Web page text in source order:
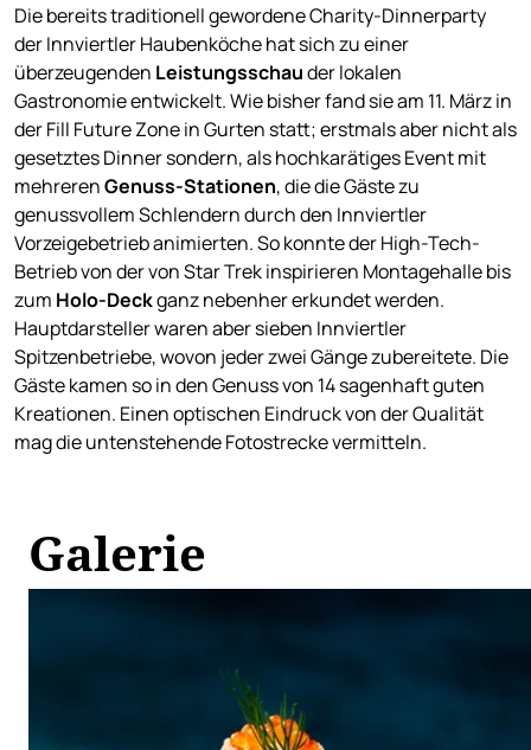
Die bereits traditionell gewordene Charity-Dinnerparty
der Innviertler Haubenköche hat sich zu einer
überzeugenden Leistungsschauder lokalen
Gastronomie entwickelt. Wie bisher fand sie am 11. März in
der Fill Future Zone in Gurten statt; erstmals aber nicht als
gesetztes Dinner sondern, als hochkarätiges Event mit
mehrerenGenuss-Stationen, die die Gäste zu
genussvollem Schlendern durch den Innviertler
Vorzeigebetrieb animierten. So konnte der High-Tech-
Betrieb von der von Star Trek inspirieren Montagehalle bis
zum Holo-Deckganz nebenher erkundet werden.
Hauptdarsteller waren aber sieben Innviertler
Spitzenbetriebe, wovon jeder zwei Gänge zubereitete. Die
Gäste kamen so in den Genuss von 14 sagenhaft guten
Kreationen. Einen optischen Eindruck von der Qualität
mag die untenstehende Fotostrecke vermitteln.
Galerie